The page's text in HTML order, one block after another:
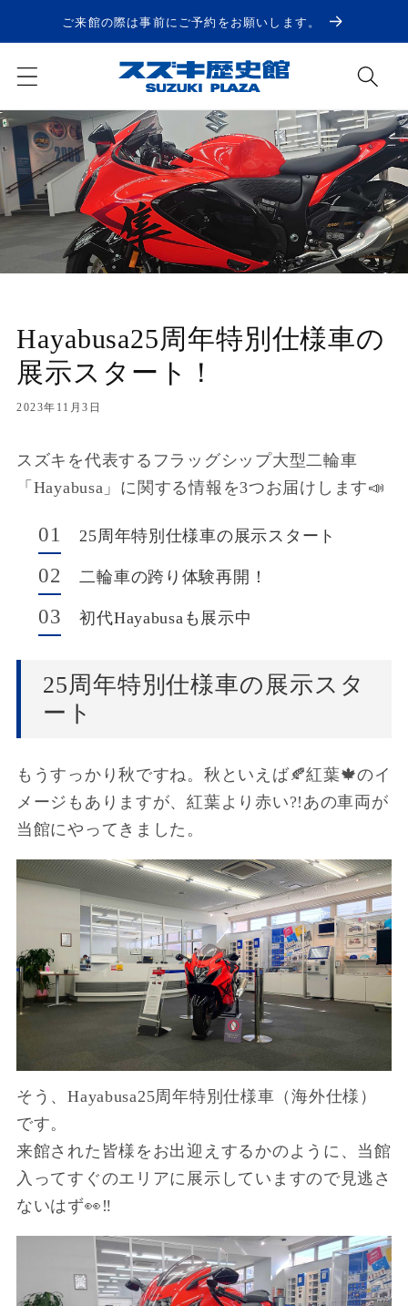
ンツに
進む
ご来館の際は事前にご予約をお願いします。
Hayabusa25周年特別仕様車の
展示スタート！
2023年11月3日
スズキを代表するフラッグシップ大型二輪車
「Hayabusa」 に関する情報を3つお届けします📣
01 25周年特別仕様車の展示スタート
02 二輪車の跨り体験再開！
03 初代Hayabusaも展示中
25周年特別仕様車の展示スタ
ート
もうすっかり秋ですね。秋といえば🍂紅葉🍁のイ
メージもありますが、紅葉より赤い?!あの車両が
当館にやってきました。
そう、Hayabusa25周年特別仕様車（海外仕様）
です。
来館された皆様をお出迎えするかのように、当館
入ってすぐのエリアに展示していますので見逃さ
ないはず👀‼